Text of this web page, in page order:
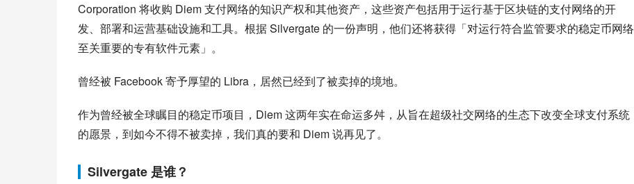
Corporation 将收购 Diem 支付网络的知识产权和其他资产，这些资产包括用于运行基于区块链的支付网络的开
发、部署和运营基础设施和工具。根据 Silvergate 的一份声明，他们还将获得「对运行符合监管要求的稳定币网络
至关重要的专有软件元素」。
曾经被 Facebook 寄予厚望的 Libra，居然已经到了被卖掉的境地。
作为曾经被全球瞩目的稳定币项目，Diem 这两年实在命运多舛，从旨在超级社交网络的生态下改变全球支付系统
的愿景，到如今不得不被卖掉，我们真的要和 Diem 说再见了。
Silvergate 是谁？